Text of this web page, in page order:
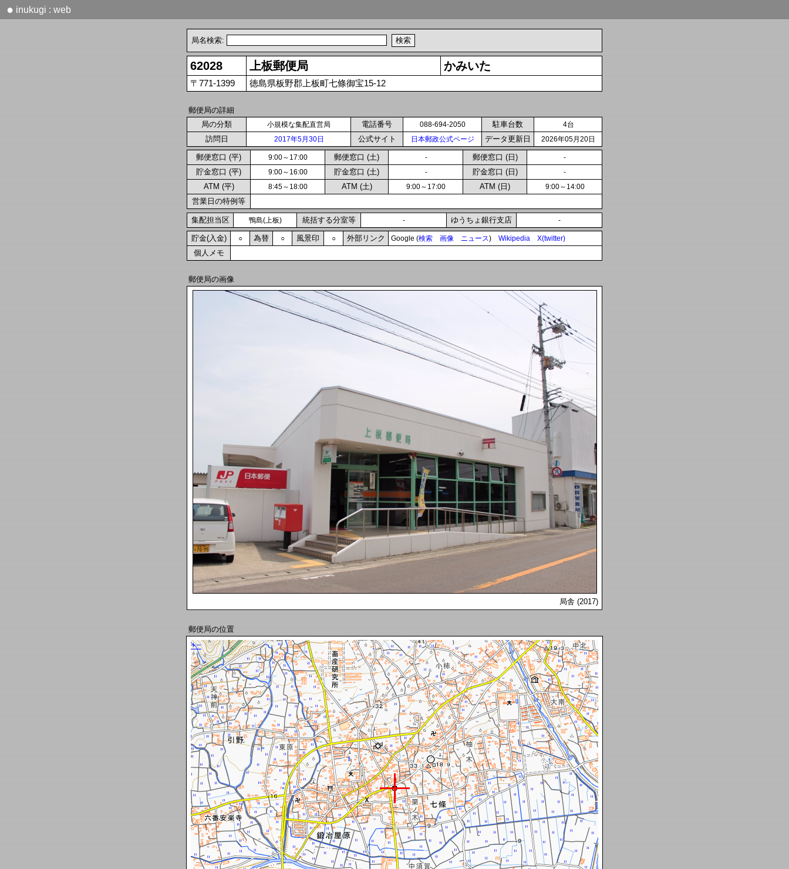
● inukugi : web
局名検索:
62028 上板郵便局 かみいた
〒771-1399 徳島県板野郡上板町七條御宝15-12
郵便局の詳細
局の分類
小規模な集配直営局 電話番号 088-694-2050 駐車台数 4台
訪問日 2017年5月30日 公式サイト 日本郵政公式ページ データ更新日 2026年05月20日
郵便窓口 (平) 9:00～17:00 郵便窓口 (土) - 郵便窓口 (日) -
貯金窓口 (平) 9:00～16:00 貯金窓口 (土) - 貯金窓口 (日) -
ATM (平) 8:45～18:00 ATM (土) 9:00～17:00 ATM (日) 9:00～14:00
営業日の特例等
集配担当区 鴨島(上板) 統括する分室等 - ゆうちょ銀行支店 -
貯金(入金) ○ 為替 ○ 風景印 ○ 外部リンク Google (検索 画像 ニュース) Wikipedia X(twitter)
個人メモ
郵便局の画像
局舎 (2017)
郵便局の位置